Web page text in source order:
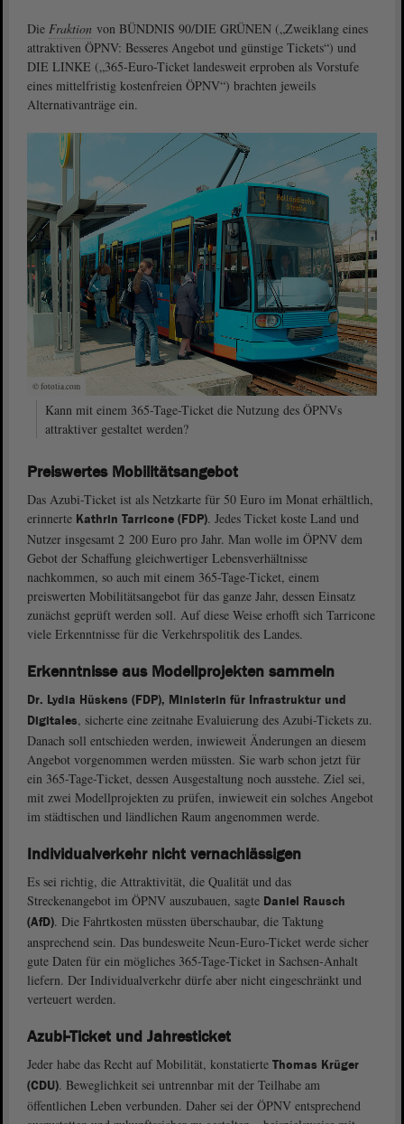
Die Fraktion von BÜNDNIS 90/DIE GRÜNEN („Zweiklang eines
attraktiven ÖPNV: Besseres Angebot und günstige Tickets“) und
DIE LINKE („365-Euro-Ticket landesweit erproben als Vorstufe
eines mittelfristig kostenfreien ÖPNV“) brachten jeweils
Alternativanträge ein.
© fotolia.com
Kann mit einem 365-Tage-Ticket die Nutzung des ÖPNVs
attraktiver gestaltet werden?
Preiswertes Mobilitätsangebot
Das Azubi-Ticket ist als Netzkarte für 50 Euro im Monat erhältlich,
erinnerte Kathrin Tarricone (FDP). Jedes Ticket koste Land und
Nutzer insgesamt 2 200 Euro pro Jahr. Man wolle im ÖPNV dem
Gebot der Schaffung gleichwertiger Lebensverhältnisse
nachkommen, so auch mit einem 365-Tage-Ticket, einem
preiswerten Mobilitätsangebot für das ganze Jahr, dessen Einsatz
zunächst geprüft werden soll. Auf diese Weise erhofft sich Tarricone
viele Erkenntnisse für die Verkehrspolitik des Landes.
Erkenntnisse aus Modellprojekten sammeln
Dr. Lydia Hüskens (FDP), Ministerin für Infrastruktur und
Digitales, sicherte eine zeitnahe Evaluierung des Azubi-Tickets zu.
Danach soll entschieden werden, inwieweit Änderungen an diesem
Angebot vorgenommen werden müssten. Sie warb schon jetzt für
ein 365-Tage-Ticket, dessen Ausgestaltung noch ausstehe. Ziel sei,
mit zwei Modellprojekten zu prüfen, inwieweit ein solches Angebot
im städtischen und ländlichen Raum angenommen werde.
Individualverkehr nicht vernachlässigen
Es sei richtig, die Attraktivität, die Qualität und das
Streckenangebot im ÖPNV auszubauen, sagte Daniel Rausch
(AfD). Die Fahrtkosten müssten überschaubar, die Taktung
ansprechend sein. Das bundesweite Neun-Euro-Ticket werde sicher
gute Daten für ein mögliches 365-Tage-Ticket in Sachsen-Anhalt
liefern. Der Individualverkehr dürfe aber nicht eingeschränkt und
verteuert werden.
Azubi-Ticket und Jahresticket
Jeder habe das Recht auf Mobilität, konstatierte Thomas Krüger
(CDU). Beweglichkeit sei untrennbar mit der Teilhabe am
öffentlichen Leben verbunden. Daher sei der ÖPNV entsprechend